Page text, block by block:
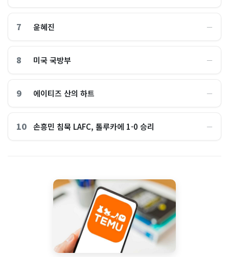
7 윤혜진 ―
8 미국 국방부 ―
9 에이티즈 산의 하트 ―
10 손흥민 침묵 LAFC, 톨루카에 1-0 승리 ―